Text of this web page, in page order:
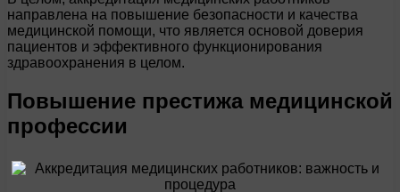
направлена на повышение безопасности и качества
медицинской помощи, что является основой доверия
пациентов и эффективного функционирования
здравоохранения в целом.
Повышение престижа медицинской
профессии